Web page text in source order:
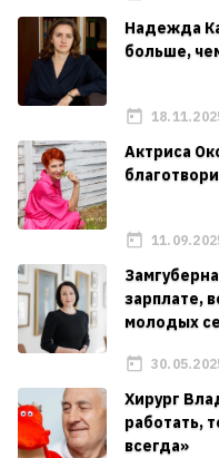
Надежда
больше,
Актриса
зарплате,
молодых
Хирург
работать,
всегда»